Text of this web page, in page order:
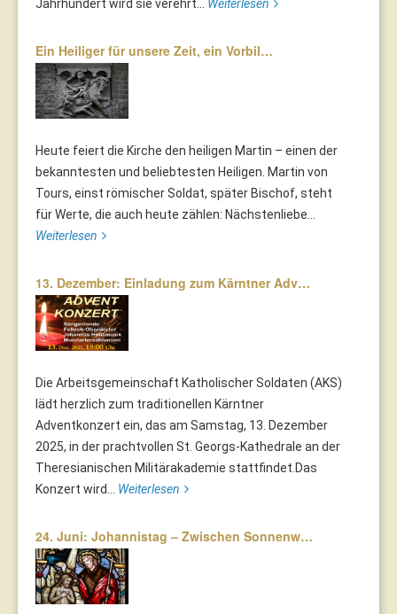
Jahrhundert wird sie verehrt... Weiterlesen
Ein Heiliger für unsere Zeit, ein Vorbil…
Heute feiert die Kirche den heiligen Martin – einen der
bekanntesten und beliebtesten Heiligen. Martin von
Tours, einst römischer Soldat, später Bischof, steht
für Werte, die auch heute zählen: Nächstenliebe...
Weiterlesen
13. Dezember: Einladung zum Kärntner Adv…
Die Arbeitsgemeinschaft Katholischer Soldaten (AKS)
lädt herzlich zum traditionellen Kärntner
Adventkonzert ein, das am Samstag, 13. Dezember
2025, in der prachtvollen St. Georgs-Kathedrale an der
Theresianischen Militärakademie stattfindet.Das
Konzert wird... Weiterlesen
24. Juni: Johannistag – Zwischen Sonnenw…